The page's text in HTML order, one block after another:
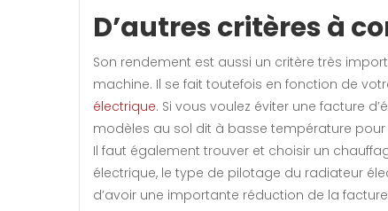
D’autres critères à
Son rendement est aussi un critère très
machine. Il se fait toutefois en fonction de
électrique. Si vous voulez éviter une facture
modèles au sol dit à basse température pour
Il faut également trouver et choisir un
électrique, le type de pilotage du radiateur
d’avoir une importante réduction de la